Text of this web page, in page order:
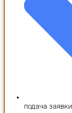
подача